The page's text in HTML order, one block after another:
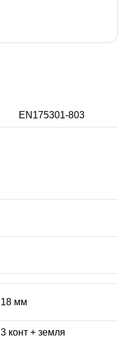
EN175301-803
18 мм
3 конт + земля